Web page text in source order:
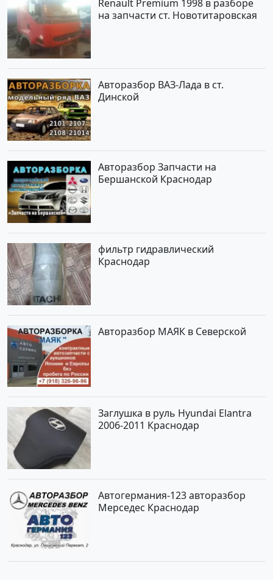
Renault Premium 1998 в разборе
на запчасти ст. Новотитаровская
Авторазбор ВАЗ-Лада в ст.
Динской
Авторазбор Запчасти на
Бершанской Краснодар
фильтр гидравлический
Краснодар
Авторазбор МАЯК в Северской
Заглушка в руль Hyundai Elantra
2006-2011 Краснодар
Автогермания-123 авторазбор
Мерседес Краснодар